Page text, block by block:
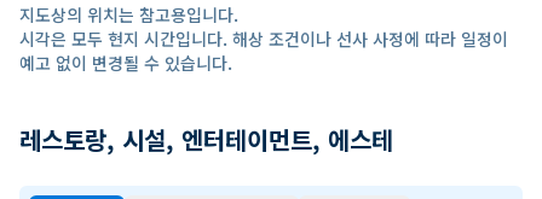
지도상의 위치는 참고용입니다.
시각은 모두 현지 시간입니다. 해상 조건이나 선사 사정에 따라 일정이
예고 없이 변경될 수 있습니다.
레스토랑, 시설, 엔터테이먼트, 에스테